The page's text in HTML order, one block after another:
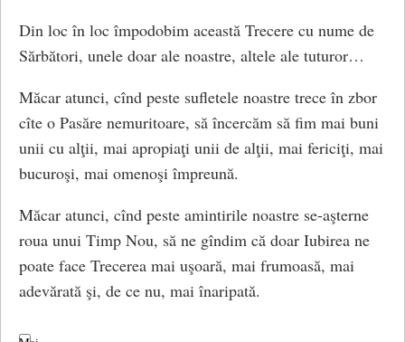
Tu mai plângi un an
Şi-s atâtea vorbe
Aruncate-n van.
Sunt atâtea chei –
Ce mai pot să-ţi dărui,
Din loc în loc împodobim această Trecere cu nume de
Sărbători, unele doar ale noastre, altele ale tuturor…
Măcar atunci, cînd peste sufletele noastre trece în zbor
cîte o Pasăre nemuritoare, să încercăm să fim mai buni
unii cu alţii, mai apropiaţi unii de alţii, mai fericiţi, mai
bucuroşi, mai omenoşi împreună.
Măcar atunci, cînd peste amintirile noastre se-aşterne
roua unui Timp Nou, să ne gîndim că doar Iubirea ne
poate face Trecerea mai uşoară, mai frumoasă, mai
adevărată şi, de ce nu, mai înaripată.